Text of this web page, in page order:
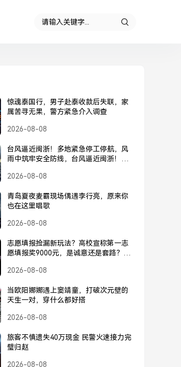
惊魂泰国行，男子赴泰收款后失联，家
属苦寻无果，警方紧急介入调查
2026-08-08
台风逼近闽浙！多地紧急停工停航，风
雨中筑牢安全防线，台风逼近闽浙！多
2026-08-08
青岛夏夜麦霸现场偶遇李行亮，原来你
也在这里唱歌
2026-08-08
志愿填报捡漏新玩法？高校宣称第一志
愿填报奖9000元，是诚意还是套路？高
套路？
2026-08-08
当欧阳娜娜遇上窦靖童，打破次元壁的
天生一对，穿什么都好搭
2026-08-08
旅客不慎遗失40万现金 民警火速接力完
璧归赵
2026-08-08